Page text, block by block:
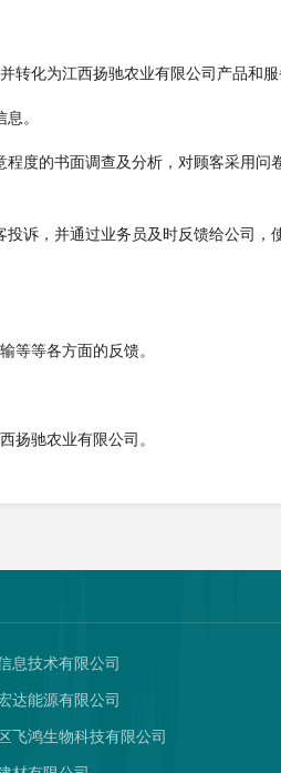
化为江西扬驰农业有限公司产品和服
。
度的书面调查及分析，对顾客采用问
诉，并通过业务员及时反馈给公司，
等等各方面的反馈。
扬驰农业有限公司。
息技术有限公司
达能源有限公司
飞鸿生物科技有限公司